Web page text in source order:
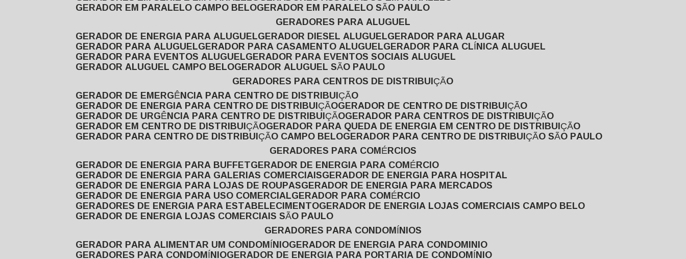
GERADOR EM PARALELO CAMPO BELO GERADOR EM PARALELO SÃO PAULO
GERADORES PARA ALUGUEL
GERADOR DE ENERGIA PARA ALUGUEL GERADOR DIESEL ALUGUEL GERADOR PARA ALUGAR
GERADOR PARA ALUGUEL GERADOR PARA CASAMENTO ALUGUEL GERADOR PARA CLÍNICA ALUGUEL
GERADOR PARA EVENTOS ALUGUEL GERADOR PARA EVENTOS SOCIAIS ALUGUEL
GERADOR ALUGUEL CAMPO BELO GERADOR ALUGUEL SÃO PAULO
GERADORES PARA CENTROS DE DISTRIBUIÇÃO
GERADOR DE EMERGÊNCIA PARA CENTRO DE DISTRIBUIÇÃO
GERADOR DE ENERGIA PARA CENTRO DE DISTRIBUIÇÃO GERADOR DE CENTRO DE DISTRIBUIÇÃO
GERADOR DE URGÊNCIA PARA CENTRO DE DISTRIBUIÇÃO GERADOR PARA CENTROS DE DISTRIBUIÇÃO
GERADOR EM CENTRO DE DISTRIBUIÇÃO GERADOR PARA QUEDA DE ENERGIA EM CENTRO DE DISTRIBUIÇÃO
GERADOR PARA CENTRO DE DISTRIBUIÇÃO CAMPO BELO GERADOR PARA CENTRO DE DISTRIBUIÇÃO SÃO PAULO
GERADORES PARA COMÉRCIOS
GERADOR DE ENERGIA PARA BUFFET GERADOR DE ENERGIA PARA COMÉRCIO
GERADOR DE ENERGIA PARA GALERIAS COMERCIAIS GERADOR DE ENERGIA PARA HOSPITAL
GERADOR DE ENERGIA PARA LOJAS DE ROUPAS GERADOR DE ENERGIA PARA MERCADOS
GERADOR DE ENERGIA PARA USO COMERCIAL GERADOR PARA COMÉRCIO
GERADORES DE ENERGIA PARA ESTABELECIMENTO GERADOR DE ENERGIA LOJAS COMERCIAIS CAMPO BELO
GERADOR DE ENERGIA LOJAS COMERCIAIS SÃO PAULO
GERADORES PARA CONDOMÍNIOS
GERADOR PARA ALIMENTAR UM CONDOMÍNIO GERADOR DE ENERGIA PARA CONDOMINIO
GERADORES PARA CONDOMÍNIO GERADOR DE ENERGIA PARA PORTARIA DE CONDOMÍNIO